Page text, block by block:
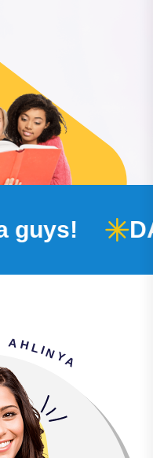
AHLINYA